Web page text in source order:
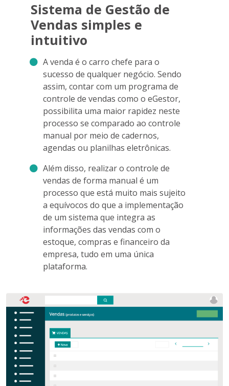
Sistema de Gestão de
Vendas simples e
intuitivo
A venda é o carro chefe para o
sucesso de qualquer negócio. Sendo
assim, contar com um programa de
controle de vendas como o eGestor,
possibilita uma maior rapidez neste
processo se comparado ao controle
manual por meio de cadernos,
agendas ou planilhas eletrônicas.
Além disso, realizar o controle de
vendas de forma manual é um
processo que está muito mais sujeito
a equívocos do que a implementação
de um sistema que integra as
informações das vendas com o
estoque, compras e financeiro da
empresa, tudo em uma única
plataforma.